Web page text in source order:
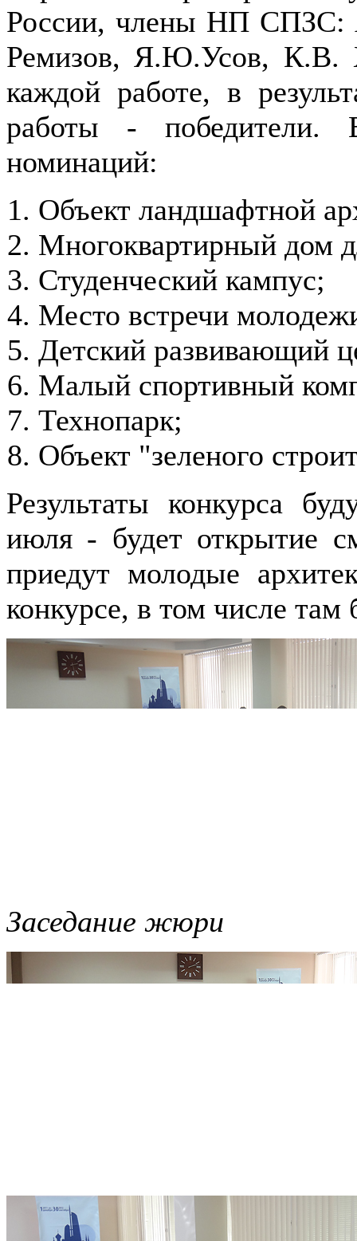
России, члены НП СПЗС:
Ремизов, Я.Ю.Усов, К.В.
каждой работе, в
работы - победители.
номинаций:
Объект ландшафтной
Многоквартирный дом
Студенческий кампус;
Место встречи
Детский развивающий
Малый спортивный
Технопарк;
Объект "зеленого
Результаты конкурса
июля - будет открытие
приедут молодые
конкурсе, в том числе там
Заседание жюри